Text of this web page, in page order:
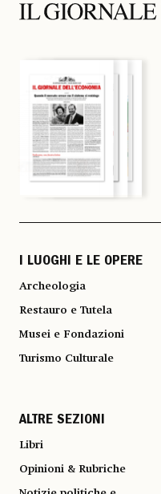
I LUOGHI E LE OPERE
Archeologia
Restauro e Tutela
Musei e Fondazioni
Turismo Culturale
ALTRE SEZIONI
Libri
Opinioni & Rubriche